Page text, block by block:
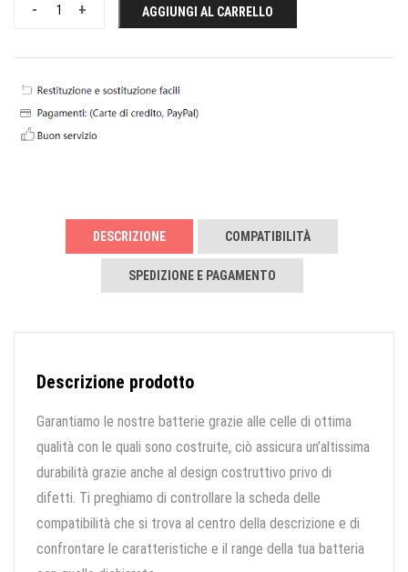
+
- AGGIUNGI AL CARRELLO
DESCRIZIONE COMPATIBILITÀ
SPEDIZIONE E PAGAMENTO
Descrizione prodotto
Garantiamo le nostre batterie grazie alle celle di ottima
qualità con le quali sono costruite, ciò assicura un’altissima
durabilità grazie anche al design costruttivo privo di
difetti. Ti preghiamo di controllare la scheda delle
compatibilità che si trova al centro della descrizione e di
confrontare le caratteristiche e il range della tua batteria